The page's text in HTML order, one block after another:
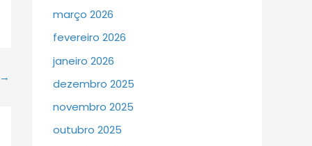
→
março 2026
fevereiro 2026
janeiro 2026
dezembro 2025
novembro 2025
outubro 2025